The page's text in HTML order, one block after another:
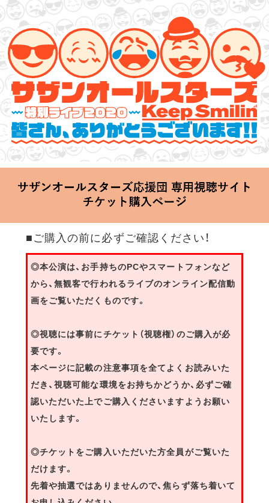
サザンオールスターズ 特別ライブ 2020
「Keep Smilin’～皆さん、ありがとうございます!!～」
2020.06.25 Thu 20:00 Start at 横浜アリーナ
■ご購入の前に必ずご確認ください！
◎本公演は、お手持ちのPCやスマートフォンなど
から、無観客で行われるライブのオンライン配信動
画をご覧いただくものです。
◎視聴には事前にチケット（視聴権）のご購入が必
要です。
本ページに記載の注意事項を全てよくお読みいた
だき、視聴可能な環境をお持ちかどうか、必ずご確
認いただいた上でご購入くださいますようお願い
いたします。
◎チケットをご購入いただいた方全員がご覧いた
だけます。
先着や抽選ではありませんので、焦らず落ち着いて